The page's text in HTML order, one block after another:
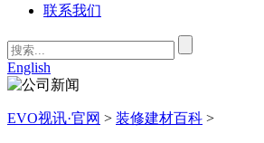
联系我们
English
EVO视讯·官网 > 装修建材百科 >